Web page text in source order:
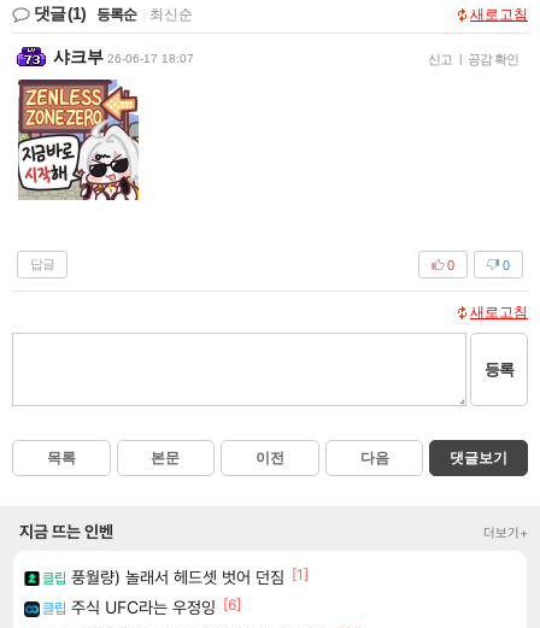
댓글(1) 등록순 최신순 새로고침
샤크부 26-06-17 18:07 신고 | 공감 확인
답글 0
0
새로고침
등록
목록 본문 이전 다음 댓글보기
지금 뜨는 인벤 더보기+
클립 풍월량) 놀래서 헤드셋 벗어 던짐 [1]
클립 주식 UFC라는 우정잉 [6]